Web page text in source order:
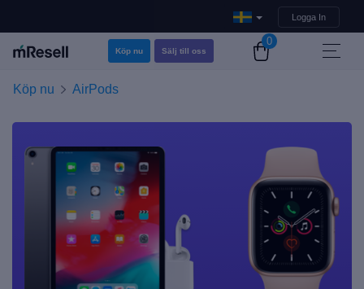
Logga In
Köp nu Sälj till oss
0
Köp nu AirPods